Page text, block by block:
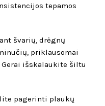
tepamos
švarių, drėgnų
priklausomai
išskalaukite šiltu
pagerinti plaukų